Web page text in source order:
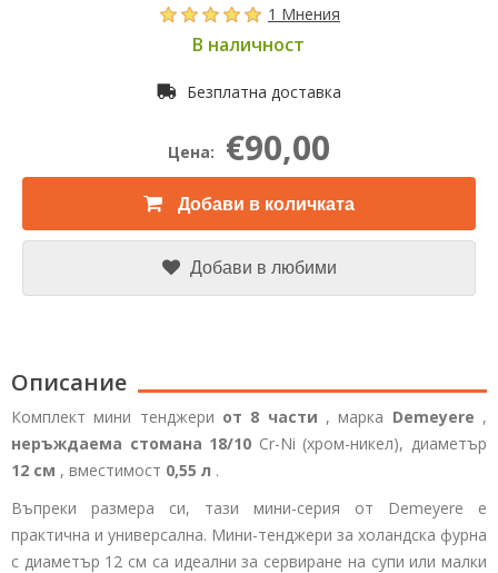
1 Мнения
В наличност
Безплатна доставка
Цена: €90,00
Добави в количката
Добави в любими
Описание
Комплект мини тенджери от 8 части , марка Demeyere ,
неръждаема стомана 18/10 Cr-Ni (хром-никел), диаметър
12 см , вместимост 0,55 л .
Въпреки размера си, тази мини-серия от Demeyere е
практична и универсална. Мини-тенджери за холандска фурна
с диаметър 12 см са идеални за сервиране на супи или малки